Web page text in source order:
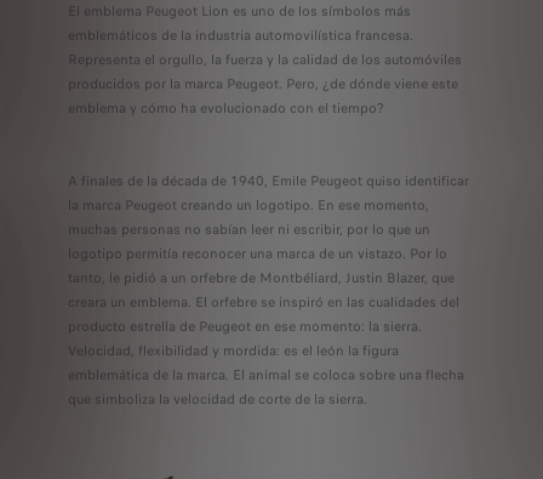
El emblema Peugeot Lion es uno de los símbolos más
emblemáticos de la industria automovilística francesa.
Representa el orgullo, la fuerza y la calidad de los automóviles
producidos por la marca Peugeot. Pero, ¿de dónde viene este
emblema y cómo ha evolucionado con el tiempo?
A finales de la década de 1940, Emile Peugeot quiso identificar
la marca Peugeot creando un logotipo. En ese momento,
muchas personas no sabían leer ni escribir, por lo que un
logotipo permitía reconocer una marca de un vistazo. Por lo
tanto, le pidió a un orfebre de Montbéliard, Justin Blazer, que
creara un emblema. El orfebre se inspiró en las cualidades del
producto estrella de Peugeot en ese momento: la sierra.
Velocidad, flexibilidad y mordida: es el león la figura
emblemática de la marca. El animal se coloca sobre una flecha
que simboliza la velocidad de corte de la sierra.